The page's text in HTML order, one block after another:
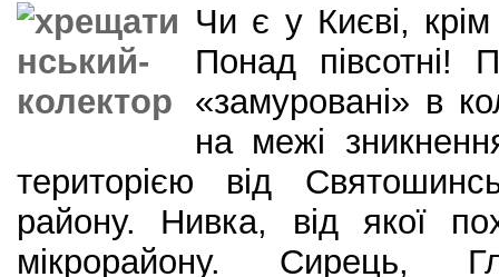
Чи є у Києві, крім
Понад півсотні!
«замуровані» в
на межі
територією від
району. Нивка, від якої
мікрорайону. Сирець,